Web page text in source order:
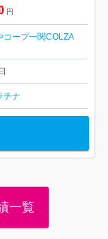
円
コープ一関COLZA
チナ
一覧